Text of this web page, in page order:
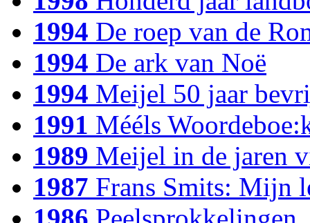
1994 De roep van de
1994 De ark van Noë
1994 Meijel 50 jaar
1991 Mééls
1989 Meijel in de jaren
1987 Frans Smits: Mijn